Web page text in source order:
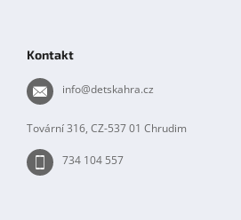
Kontakt
info@detskahra.cz
Tovární 316, CZ-537 01 Chrudim
734 104 557